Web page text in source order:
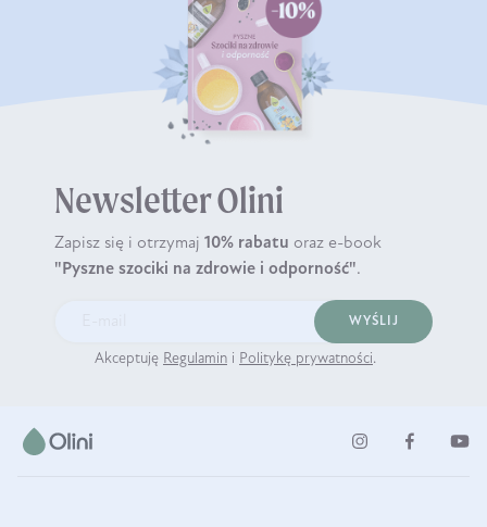
Newsletter Olini
Zapisz się i otrzymaj 10% rabatu oraz e-book
"Pyszne szociki na zdrowie i odporność".
WYŚLIJ
Akceptuję Regulamin i Politykę prywatności.